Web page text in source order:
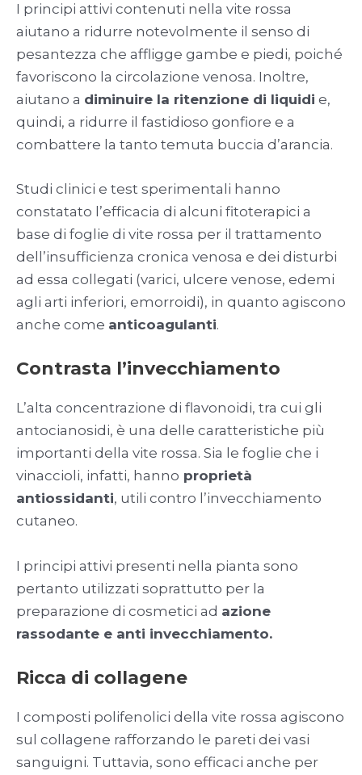
I principi attivi contenuti nella vite rossa
aiutano a ridurre notevolmente il senso di
pesantezza che affligge gambe e piedi, poiché
favoriscono la circolazione venosa. Inoltre,
aiutano a diminuire la ritenzione di liquidi e,
quindi, a ridurre il fastidioso gonfiore e a
combattere la tanto temuta buccia d’arancia.
Studi clinici e test sperimentali hanno
constatato l’efficacia di alcuni fitoterapici a
base di foglie di vite rossa per il trattamento
dell’insufficienza cronica venosa e dei disturbi
ad essa collegati (varici, ulcere venose, edemi
agli arti inferiori, emorroidi), in quanto agiscono
anche come anticoagulanti.
Contrasta l’invecchiamento
L’alta concentrazione di flavonoidi, tra cui gli
antocianosidi, è una delle caratteristiche più
importanti della vite rossa. Sia le foglie che i
vinaccioli, infatti, hanno proprietà
antiossidanti, utili contro l’invecchiamento
cutaneo.
I principi attivi presenti nella pianta sono
pertanto utilizzati soprattutto per la
preparazione di cosmetici ad azione
rassodante e anti invecchiamento.
Ricca di collagene
I composti polifenolici della vite rossa agiscono
sul collagene rafforzando le pareti dei vasi
sanguigni. Tuttavia, sono efficaci anche per